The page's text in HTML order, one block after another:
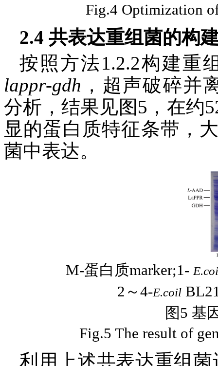
Fig.4 Optimization
2.4 共表达重组菌的构
按照方法1.2.2构建重
lappr-gdh ，超声破碎并
分析，结果见图5，在约
显的蛋白质特征条带，
菌中表达。
M-蛋白质marker;1-
2～4-E.coil
图5 基
Fig.5 The result of
利用上述共表达重组